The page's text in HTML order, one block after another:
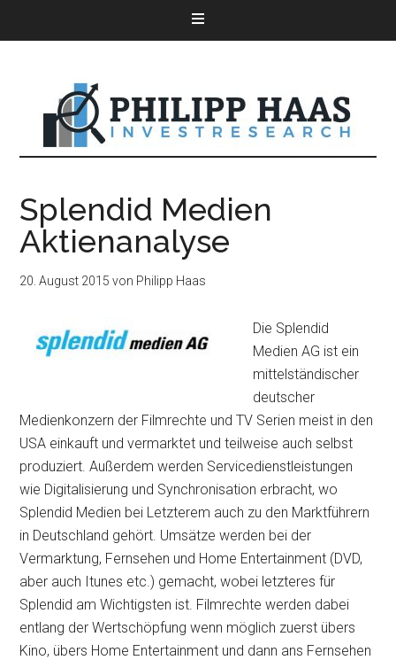
Splendid Medien
Aktienanalyse
20. August 2015 von Philipp Haas
Die Splendid
Medien AG ist ein
mittelständischer
deutscher
Medienkonzern der Filmrechte und TV Serien meist in den
USA einkauft und vermarktet und teilweise auch selbst
produziert. Außerdem werden Servicedienstleistungen
wie Digitalisierung und Synchronisation erbracht, wo
Splendid Medien bei Letzterem auch zu den Marktführern
in Deutschland gehört. Umsätze werden bei der
Vermarktung, Fernsehen und Home Entertainment (DVD,
aber auch Itunes etc.) gemacht, wobei letzteres für
Splendid am Wichtigsten ist. Filmrechte werden dabei
entlang der Wertschöpfung wenn möglich zuerst übers
Kino, übers Home Entertainment und dann ans Fernsehen